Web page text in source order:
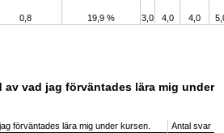
0,8 19,9 % 3,0 4,0 4,0
vad jag förväntades lära mig under
förväntades lära mig under kursen.
Antal svar